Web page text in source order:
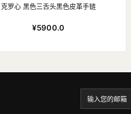
克罗心 黑色三舌头黑色皮革手链
¥5900.0